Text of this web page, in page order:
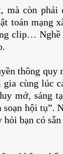
mà còn phải
toán mạng
clip… Nghề
thông quy
gia cùng lúc
mở, sáng
hội tụ”.
bạn có sẵn